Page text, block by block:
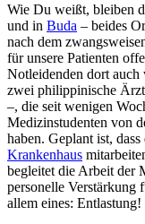
Wie Du weißt, bleiben
und in Buda – beides
nach dem
für unsere Patienten
Notleidenden dort
zwei philippinische
–, die seit wenigen
Medizinstudenten von
haben. Geplant ist,
Krankenhaus
begleitet die Arbeit der
personelle
allem eines: Entlastung!